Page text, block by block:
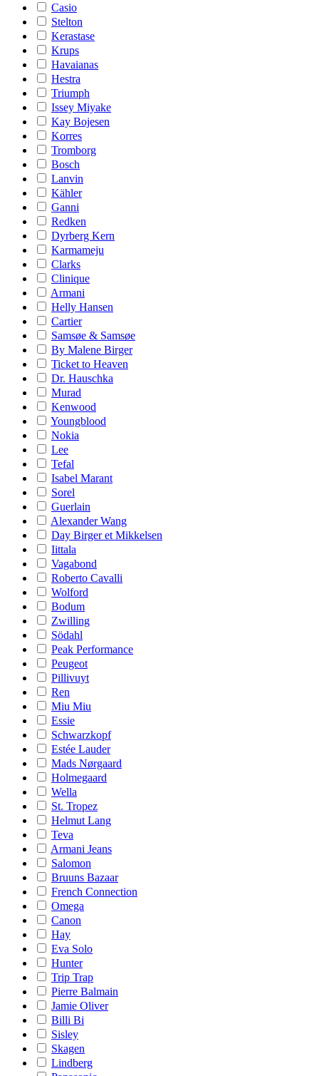
Casio
Stelton
Kerastase
Krups
Havaianas
Hestra
Triumph
Issey Miyake
Kay Bojesen
Korres
Tromborg
Bosch
Lanvin
Kähler
Ganni
Redken
Dyrberg Kern
Karmameju
Clarks
Clinique
Armani
Helly Hansen
Cartier
Samsøe & Samsøe
By Malene Birger
Ticket to Heaven
Dr. Hauschka
Murad
Kenwood
Youngblood
Nokia
Lee
Tefal
Isabel Marant
Sorel
Guerlain
Alexander Wang
Day Birger et Mikkelsen
Iittala
Vagabond
Roberto Cavalli
Wolford
Bodum
Zwilling
Södahl
Peak Performance
Peugeot
Pillivuyt
Ren
Miu Miu
Essie
Schwarzkopf
Estée Lauder
Mads Nørgaard
Holmegaard
Wella
St. Tropez
Helmut Lang
Teva
Armani Jeans
Salomon
Bruuns Bazaar
French Connection
Omega
Canon
Hay
Eva Solo
Hunter
Trip Trap
Pierre Balmain
Jamie Oliver
Billi Bi
Sisley
Skagen
Lindberg